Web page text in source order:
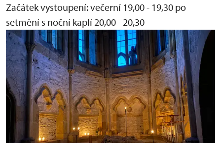
Začátek vystoupení:večerní 19,00 - 19,30 po
setmění s noční kaplí 20,00 - 20,30